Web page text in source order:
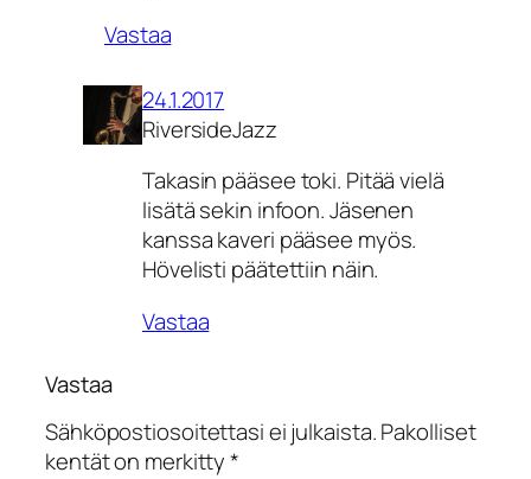
Vastaa
24.1.2017
RiversideJazz
Takasin pääsee toki. Pitää vielä
lisätä sekin infoon. Jäsenen
kanssa kaveri pääsee myös.
Hövelisti päätettiin näin.
Vastaa
Vastaa
Sähköpostiosoitettasi ei julkaista.Pakolliset
kentät on merkitty*